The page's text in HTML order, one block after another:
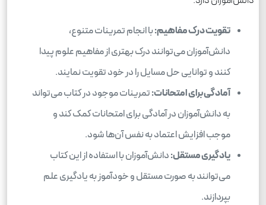
تقویت درک مفاهیم:با انجام تمرینات متنوع،
دانش‌آموزان می‌توانند درک بهتری از مفاهیم علوم پیدا
کنند و توانایی حل مسایل را در خود تقویت نمایند.
آمادگی برای امتحانات:تمرینات موجود در کتاب می‌تواند
به دانش‌آموزان در آمادگی برای امتحانات کمک کند و
موجب افزایش اعتماد به نفس آن‌ها شود.
یادگیری مستقل:دانش‌آموزان با استفاده از این کتاب
می‌توانند به صورت مستقل و خودآموز به یادگیری علم
بپردازند.